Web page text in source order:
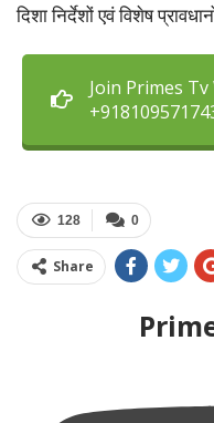
दिशा निर्देशों एवं विशेष
Join Primes
0
128
Share